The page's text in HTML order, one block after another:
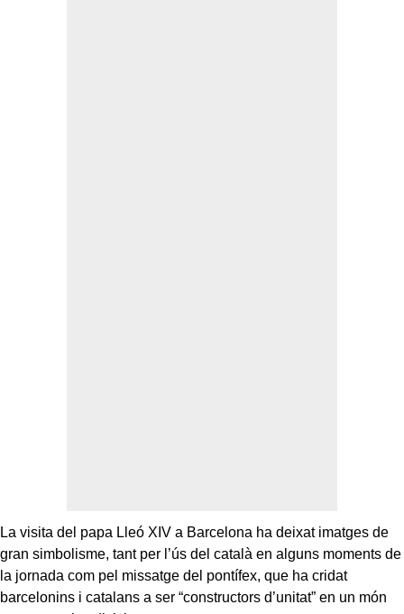
La visita del papa Lleó XIV a Barcelona ha deixat imatges de
gran simbolisme, tant per l’ús del català en alguns moments de
la jornada com pel missatge del pontífex, que ha cridat
barcelonins i catalans a ser “constructors d’unitat” en un món